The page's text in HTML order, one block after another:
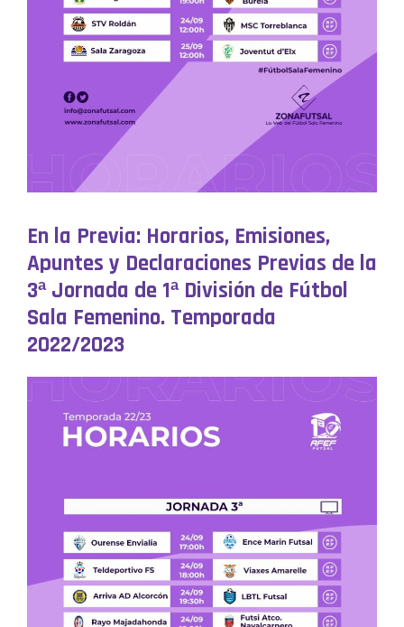
En la Previa: Horarios, Emisiones,
Apuntes y Declaraciones Previas de la
3ª Jornada de 1ª División de Fútbol
Sala Femenino. Temporada
2022/2023